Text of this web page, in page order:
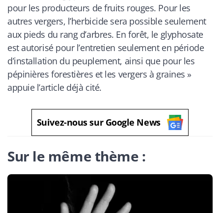
pour les producteurs de fruits rouges. Pour les
autres vergers, l’herbicide sera possible seulement
aux pieds du rang d’arbres. En forêt, le glyphosate
est autorisé pour l’entretien seulement en période
d’installation du peuplement, ainsi que pour les
pépinières forestières et les vergers à graines »
appuie l’article déjà cité.
Suivez-nous sur Google News
Sur le même thème :